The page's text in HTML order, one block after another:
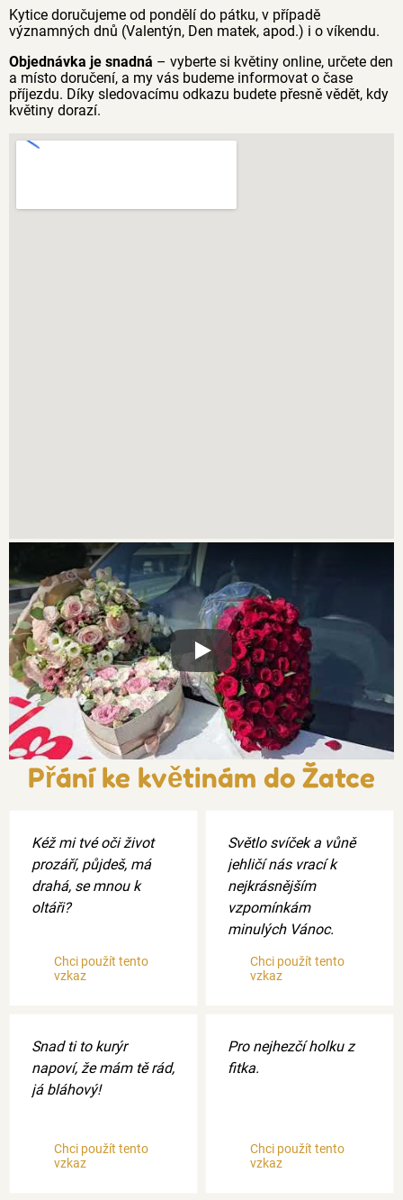
Kytice doručujeme od pondělí do pátku, v případě
významných dnů (Valentýn, Den matek, apod.) i o víkendu.
Objednávka je snadná – vyberte si květiny online, určete den
a místo doručení, a my vás budeme informovat o čase
příjezdu. Díky sledovacímu odkazu budete přesně vědět, kdy
květiny dorazí.
Xxx
Přání ke květinám do Žatce
Kéž mi tvé oči život
prozáří, půjdeš, má
drahá, se mnou k
oltáři?
Chci použít tento
vzkaz
Světlo svíček a vůně
jehličí nás vrací k
nejkrásnějším
vzpomínkám
minulých Vánoc.
Chci použít tento
vzkaz
Snad ti to kurýr
napoví, že mám tě rád,
já bláhový!
Chci použít tento
vzkaz
Pro nejhezčí holku z
fitka.
Chci použít tento
vzkaz